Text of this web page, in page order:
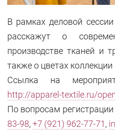
В рамках деловой
расскажут о
производстве тканей и
также о цветах
Ссылка на
http://apparel-textile.ru/
По вопросам
83-98,+7 (921) 962-77-71 ,